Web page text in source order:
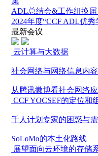
ADL总结会&工作组换
2024年度“CCF ADL优
最新会议
云计算与大数据
社会网络与网络信息内
从腾讯微博看社会网络
CCF YOCSEF的定位和
千人计划专家的困惑与
SoLoMo的本土化路线
展望面向云环境的存储